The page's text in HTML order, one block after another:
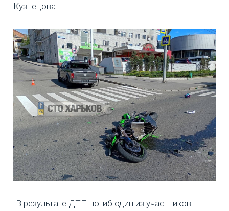
Кузнецова.
"В результате ДТП погиб один из участников